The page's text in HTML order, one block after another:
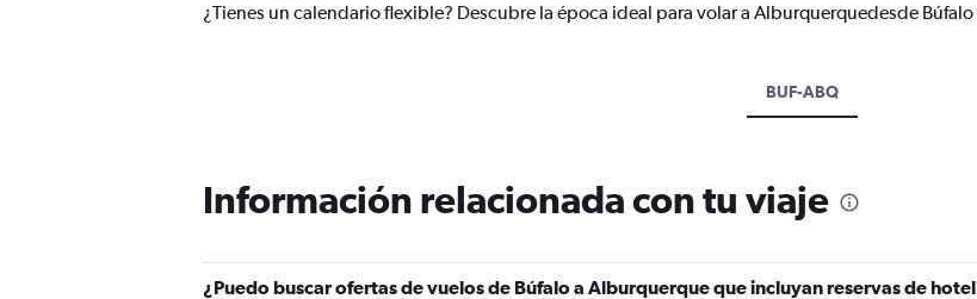
¿Tienes un calendario flexible? Descubre la época ideal para volar a Alburquerquedesde
BUF-ABQ
Información relacionada con tu viaje
¿Puedo buscar ofertas de vuelos de Búfalo a Alburquerque que incluyan reservas de